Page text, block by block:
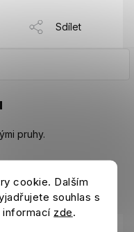
cookie. Dalším
souhlas s
informací zde.
Sdílet
pruhy.